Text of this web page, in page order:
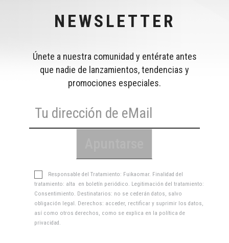
NEWSLETTER
Únete a nuestra comunidad y entérate antes
que nadie de lanzamientos, tendencias y
promociones especiales.
Responsable del Tratamiento: Fuikaomar. Finalidad del
tratamiento: alta en boletín periódico. Legitimación del tratamiento:
Consentimiento. Destinatarios: no se cederán datos, salvo
obligación legal. Derechos: acceder, rectificar y suprimir los datos,
así como otros derechos, como se explica en la política de
privacidad .